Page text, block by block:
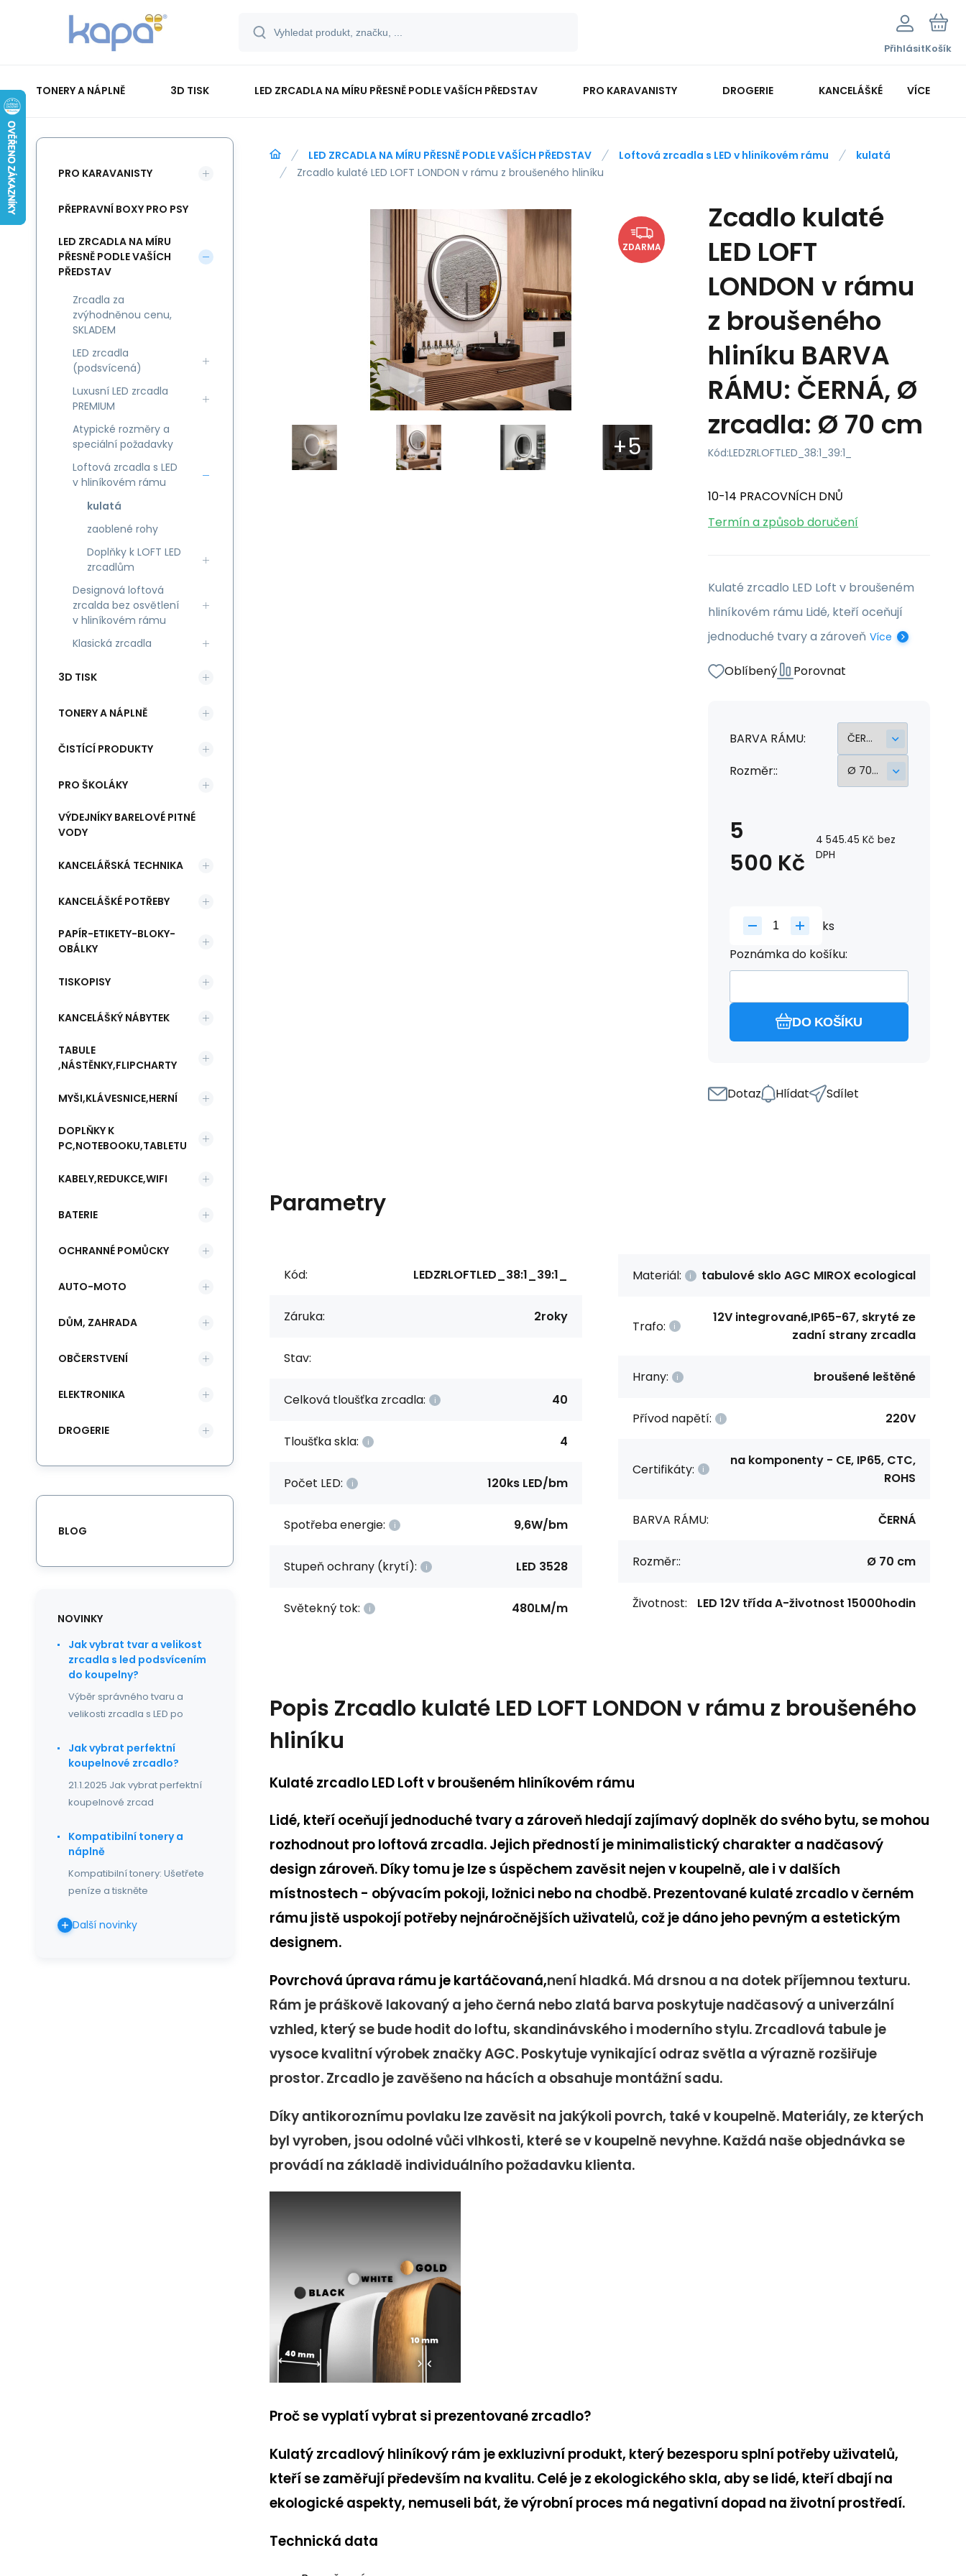
PřihlásitKošík
TONERY A NÁPLNĚ 3D TISK LED ZRCADLA NA MÍRU PŘESNĚ PODLE VAŠÍCH PŘEDSTAV PRO KARAVANISTY DROGERIE KANCELÁŠKÉ POTŘEBY
PAPÍR-ETIKETY-BLOKY-OBÁLKY
VÍCE
LED ZRCADLA NA MÍRU PŘESNĚ PODLE VAŠÍCH PŘEDSTAV Loftová zrcadla s LED v hliníkovém rámu
kulatá
Zrcadlo kulaté LED LOFT LONDON v rámu z broušeného hliníku
ZDARMA
Zcadlo kulaté
LED LOFT
LONDON v rámu
z broušeného
hliníku BARVA
RÁMU: ČERNÁ, Ø
zrcadla: Ø 70 cm
Kód:LEDZRLOFTLED_38:1_39:1_
10-14 PRACOVNÍCH DNŮ
Termín a způsob doručení
Kulaté zrcadlo LED Loft v broušeném
hliníkovém rámu Lidé, kteří oceňují
jednoduché tvary a zároveň Více
Oblíbený Porovnat
BARVA RÁMU:
Rozměr::
5
500 Kč
4 545.45 Kč bez
DPH
ks
Poznámka do košíku:
DO KOŠÍKU
Dotaz Hlídat Sdílet
Parametry
Kód: LEDZRLOFTLED_38:1_39:1_
Záruka: 2roky
Stav:
Celková tloušťka zrcadla: 40
Tloušťka skla: 4
Počet LED: 120ks LED/bm
Spotřeba energie: 9,6W/bm
Stupeň ochrany (krytí): LED 3528
Světekný tok: 480LM/m
Materiál: tabulové sklo AGC MIROX ecological
Trafo:
12V integrované,IP65-67, skryté ze
zadní strany zrcadla
Hrany: broušené leštěné
Přívod napětí: 220V
Certifikáty:
na komponenty - CE, IP65, CTC,
ROHS
BARVA RÁMU: ČERNÁ
Rozměr:: Ø 70 cm
Životnost: LED 12V třída A-životnost 15000hodin
Popis Zrcadlo kulaté LED LOFT LONDON v rámu z broušeného
hliníku
Kulaté zrcadlo LED Loft v broušeném hliníkovém rámu
Lidé, kteří oceňují jednoduché tvary a zároveň hledají zajímavý doplněk do svého bytu, se mohou
rozhodnout pro loftová zrcadla. Jejich předností je minimalistický charakter a nadčasový
design zároveň. Díky tomu je lze s úspěchem zavěsit nejen v koupelně, ale i v dalších
místnostech - obývacím pokoji, ložnici nebo na chodbě. Prezentované kulaté zrcadlo v černém
rámu jistě uspokojí potřeby nejnáročnějších uživatelů, což je dáno jeho pevným a estetickým
designem.
Povrchová úprava rámu je kartáčovaná,není hladká. Má drsnou a na dotek příjemnou texturu.
Rám je práškově lakovaný a jeho černá nebo zlatá barva poskytuje nadčasový a univerzální
vzhled, který se bude hodit do loftu, skandinávského i moderního stylu. Zrcadlová tabule je
vysoce kvalitní výrobek značky AGC. Poskytuje vynikající odraz světla a výrazně rozšiřuje
prostor. Zrcadlo je zavěšeno na hácích a obsahuje montážní sadu.
Díky antikoroznímu povlaku lze zavěsit na jakýkoli povrch, také v koupelně. Materiály, ze kterých
byl vyroben, jsou odolné vůči vlhkosti, které se v koupelně nevyhne. Každá naše objednávka se
provádí na základě individuálního požadavku klienta.
Proč se vyplatí vybrat si prezentované zrcadlo?
Kulatý zrcadlový hliníkový rám je exkluzivní produkt, který bezesporu splní potřeby uživatelů,
kteří se zaměřují především na kvalitu.Celé je z ekologického skla, aby se lidé, kteří dbají na
ekologické aspekty, nemuseli bát, že výrobní proces má negativní dopad na životní prostředí.
Technická data
PRO KARAVANISTY
PŘEPRAVNÍ BOXY PRO PSY
LED ZRCADLA NA MÍRU
PŘESNĚ PODLE VAŠÍCH
PŘEDSTAV
Zrcadla za
zvýhodněnou cenu,
SKLADEM
LED zrcadla
(podsvícená)
Luxusní LED zrcadla
PREMIUM
Atypické rozměry a
speciální požadavky
Loftová zrcadla s LED
v hliníkovém rámu
kulatá
zaoblené rohy
Doplňky k LOFT LED
zrcadlům
Designová loftová
zrcalda bez osvětlení
v hliníkovém rámu
Klasická zrcadla
3D TISK
TONERY A NÁPLNĚ
ČISTÍCÍ PRODUKTY
PRO ŠKOLÁKY
VÝDEJNÍKY BARELOVÉ PITNÉ
VODY
KANCELÁŘSKÁ TECHNIKA
KANCELÁŠKÉ POTŘEBY
PAPÍR-ETIKETY-BLOKY-
OBÁLKY
TISKOPISY
KANCELÁŠKÝ NÁBYTEK
TABULE
,NÁSTĚNKY,FLIPCHARTY
MYŠI,KLÁVESNICE,HERNÍ
DOPLŇKY K
PC,NOTEBOOKU,TABLETU
KABELY,REDUKCE,WIFI
BATERIE
OCHRANNÉ POMŮCKY
AUTO-MOTO
DŮM, ZAHRADA
OBČERSTVENÍ
ELEKTRONIKA
DROGERIE
BLOG
NOVINKY
Jak vybrat tvar a velikost
zrcadla s led podsvícením
do koupelny?
Výběr správného tvaru a
velikosti zrcadla s LED po
Jak vybrat perfektní
koupelnové zrcadlo?
21.1.2025 Jak vybrat perfektní
koupelnové zrcad
Kompatibilní tonery a
náplně
Kompatibilní tonery: Ušetřete
peníze a tiskněte
Další novinky